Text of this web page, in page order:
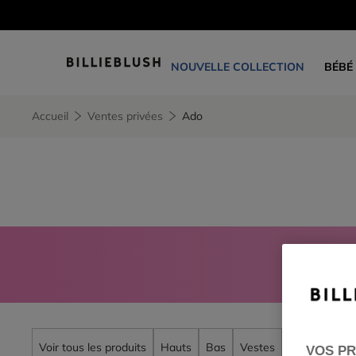
NOUVELLE COLLECTION BÉBÉ
Accueil Ventes privées Ado
Voir tous les produits Hauts Bas Vestes Accessoires
VOS